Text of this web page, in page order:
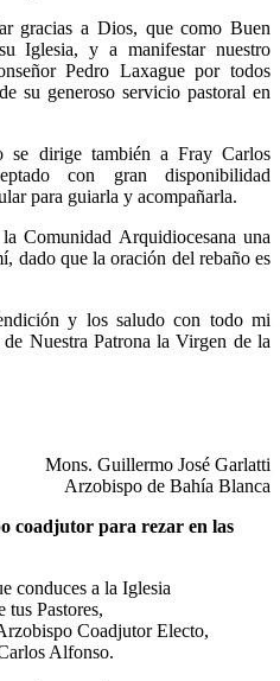
gracias a Dios, que como Buen
Iglesia, y a manifestar nuestro
Pedro Laxague por todos
su generoso servicio pastoral en
se dirige también a Fray Carlos
con gran disponibilidad
para guiarla y acompañarla.
Comunidad Arquidiocesana una
dado que la oración del rebaño es
y los saludo con todo mi
Nuestra Patrona la Virgen de la
Mons. Guillermo José Garlatti
Arzobispo de Bahía Blanca
coadjutor para rezar en las
conduces a la Iglesia
tus Pastores,
Coadjutor Electo,
Alfonso.